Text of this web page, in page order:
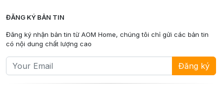
ĐĂNG KÝ BẢN TIN
Đăng ký nhận bản tin từ AOM Home, chúng tôi chỉ gửi các bản tin
có nội dung chất lượng cao
Đăng ký